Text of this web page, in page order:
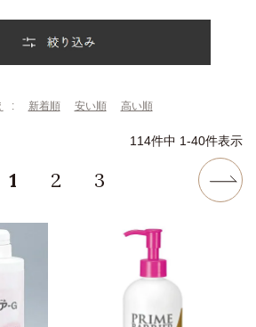
新着順 安い順 高い順
114件中 1-40件表示
1 2 3